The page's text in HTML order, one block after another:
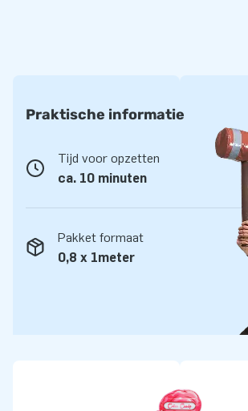
Praktische informatie
Tijd voor opzetten
ca. 10 minuten
Pakket formaat
0,8 x 1meter